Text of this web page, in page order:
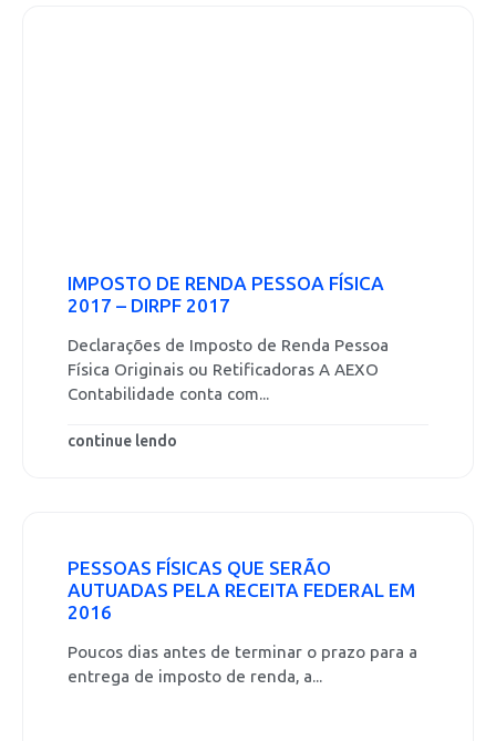
IMPOSTO DE RENDA PESSOA FÍSICA
2017 – DIRPF 2017
Declarações de Imposto de Renda Pessoa
Física Originais ou Retificadoras A AEXO
Contabilidade conta com...
continue lendo
PESSOAS FÍSICAS QUE SERÃO
AUTUADAS PELA RECEITA FEDERAL EM
2016
Poucos dias antes de terminar o prazo para a
entrega de imposto de renda, a...